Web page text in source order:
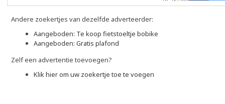
Andere zoekertjes van dezelfde adverteerder:
Aangeboden: Te koop fietstoeltje bobike
Aangeboden: Gratis plafond
Zelf een advertentie toevoegen?
Klik hier om uw zoekertje toe te voegen